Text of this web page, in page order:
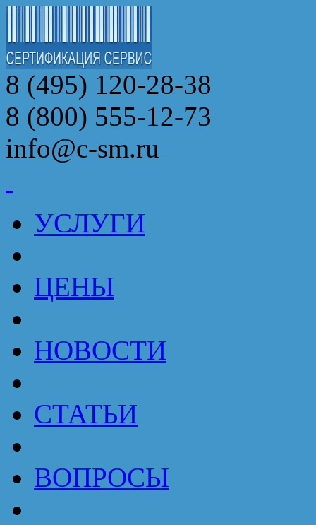
8 (495) 120-28-38
8 (800) 555-12-73
info@c-sm.ru
УСЛУГИ
ЦЕНЫ
НОВОСТИ
СТАТЬИ
ВОПРОСЫ